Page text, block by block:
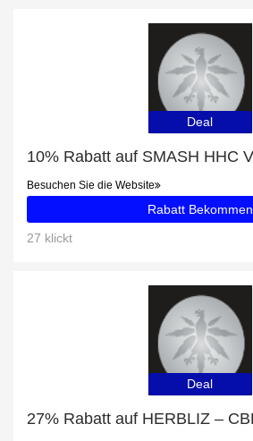
Deal
Besuchen Sie die Website
Rabatt Bekommen
27 klickt
Deal